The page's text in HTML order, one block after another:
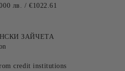
лв. / €1022.61
ЗАЙЧЕТА
credit institutions